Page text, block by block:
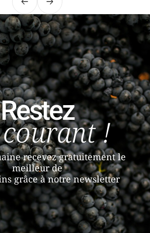
PrécédentSuivant
Restez
!
recevez gratuitement le
meilleur de
grâce à notre newsletter